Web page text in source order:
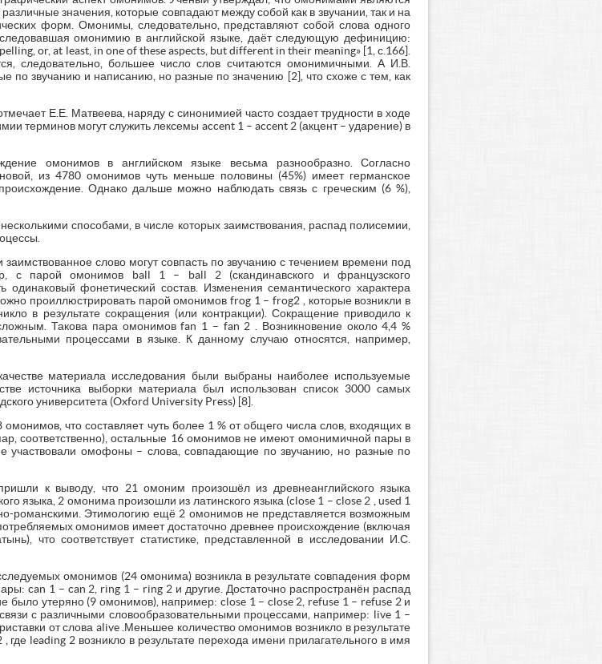
значения, которые совпадают между собой как в звучании, так и на
форм. Омонимы, следовательно, представляют собой слова одного
омонимию в английской языке, даёт следующую дефиницию:
or, at least, in one of these aspects, but different in their meaning» [1, с.166].
следовательно, большее число слов считаются омонимичными. А И.В.
по звучанию и написанию, но разные по значению [2], что схоже с тем, как
Е.Е. Матвеева, наряду с синонимией часто создает трудности в ходе
терминов могут служить лексемы accent 1 – accent 2 (акцент – ударение) в
омонимов в английском языке весьма разнообразно. Согласно
из 4780 омонимов чуть меньше половины (45%) имеет германское
Однако дальше можно наблюдать связь с греческим (6 %),
способами, в числе которых заимствования, распад полисемии,
слово могут совпасть по звучанию с течением времени под
с парой омонимов ball 1 – ball 2 (скандинавского и французского
фонетический состав. Изменения семантического характера
проиллюстрировать парой омонимов frog 1 – frog2 , которые возникли в
в результате сокращения (или контракции). Сокращение приводило к
Такова пара омонимов fan 1 – fan 2 . Возникновение около 4,4 %
процессами в языке. К данному случаю относятся, например,
материала исследования были выбраны наиболее используемые
источника выборки материала был использован список 3000 самых
университета (Oxford University Press) [8].
что составляет чуть более 1 % от общего числа слов, входящих в
соответственно), остальные 16 омонимов не имеют омонимичной пары в
участвовали омофоны – слова, совпадающие по звучанию, но разные по
к выводу, что 21 омоним произошёл из древнеанглийского языка
языка, 2 омонима произошли из латинского языка (close 1 – close 2 , used 1
романскими. Этимологию ещё 2 омонимов не представляется возможным
омонимов имеет достаточно древнее происхождение (включая
что соответствует статистике, представленной в исследовании И.С.
омонимов (24 омонима) возникла в результате совпадения форм
can 1 – can 2, ring 1 – ring 2 и другие. Достаточно распространён распад
было утеряно (9 омонимов), например: close 1 – close 2, refuse 1 – refuse 2 и
с различными словообразовательными процессами, например: live 1 –
от слова alive .Меньшее количество омонимов возникло в результате
leading 2 возникло в результате перехода имени прилагательного в имя